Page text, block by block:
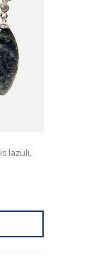
lazuli,